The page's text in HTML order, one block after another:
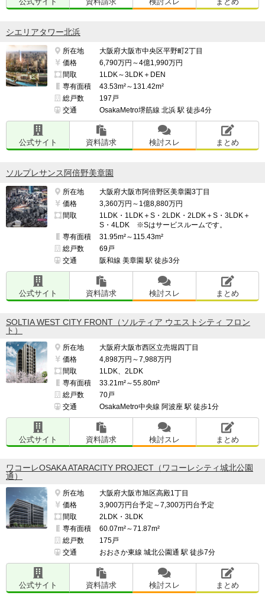
シエリアタワー北浜
所在地
大阪府大阪市中央区平野町2丁目
価格
6,790万円～4億1,990万円
間取
1LDK～3LDK＋DEN
専有面積
43.53m²～131.42m²
総戸数
197戸
交通
OsakaMetro堺筋線 北浜 駅 徒歩4分
公式サイト 資料請求 検討スレ まとめ
ソルプレサンス阿倍野美章園
所在地
大阪府大阪市阿倍野区美章園3丁目
価格
3,360万円～1億8,880万円
間取
1LDK・1LDK＋S・2LDK・2LDK＋S・3LDK＋
S・4LDK ※Sはサービスルームです。
専有面積
31.95m²～115.43m²
総戸数
69戸
交通
阪和線 美章園 駅 徒歩3分
公式サイト 資料請求 検討スレ まとめ
SOLTIA WEST CITY FRONT（ソルティア ウエストシティ フロン
ト）
所在地
大阪府大阪市西区立売堀四丁目
価格
4,898万円～7,988万円
間取
1LDK、2LDK
専有面積
33.21m²～55.80m²
総戸数
70戸
交通
OsakaMetro中央線 阿波座 駅 徒歩1分
公式サイト 資料請求 検討スレ まとめ
ワコーレOSAKA ATARACITY PROJECT（ワコーレシティ城北公園
通）
所在地
大阪府大阪市旭区高殿1丁目
価格
3,900万円台予定～7,300万円台予定
間取
2LDK・3LDK
専有面積
60.07m²～71.87m²
総戸数
175戸
交通
おおさか東線 城北公園通 駅 徒歩7分
公式サイト 資料請求 検討スレ まとめ